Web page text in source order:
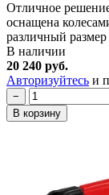
Отличное
оснащена
различный
В наличии
20 240 руб.
Авторизуйтесь и
−
В корзину